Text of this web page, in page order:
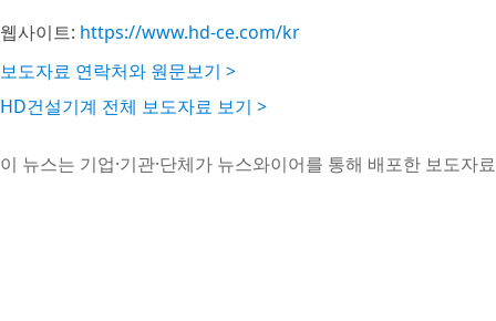
웹사이트: https://www.hd-ce.com/kr
보도자료 연락처와 원문보기 >
HD건설기계 전체 보도자료 보기 >
이 뉴스는 기업·기관·단체가 뉴스와이어를 통해 배포한 보도자